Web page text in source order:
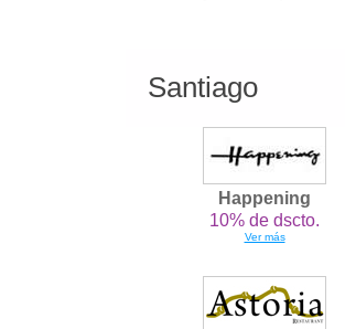
Santiago
Happening
10% de dscto.
Ver más